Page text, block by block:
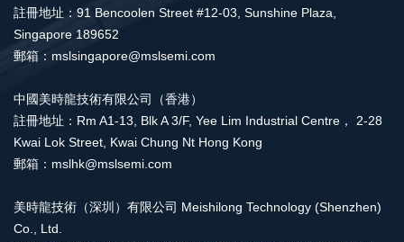
註冊地址：91 Bencoolen Street #12-03, Sunshine Plaza,
Singapore 189652
郵箱：mslsingapore@mslsemi.com
中國美時龍技術有限公司（香港）
註冊地址：Rm A1-13, Blk A 3/F, Yee Lim Industrial Centre， 2-28
Kwai Lok Street, Kwai Chung Nt Hong Kong
郵箱：mslhk@mslsemi.com
美時龍技術（深圳）有限公司 Meishilong Technology (Shenzhen)
Co., Ltd.